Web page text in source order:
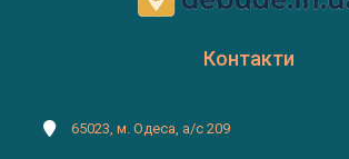
Контакти
65023, м. Одеса, а/с 209